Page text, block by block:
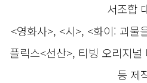
서조합
<영화사>, <시>, <화이: 괴물
플릭스<선산>, 티빙 오리지
등 제